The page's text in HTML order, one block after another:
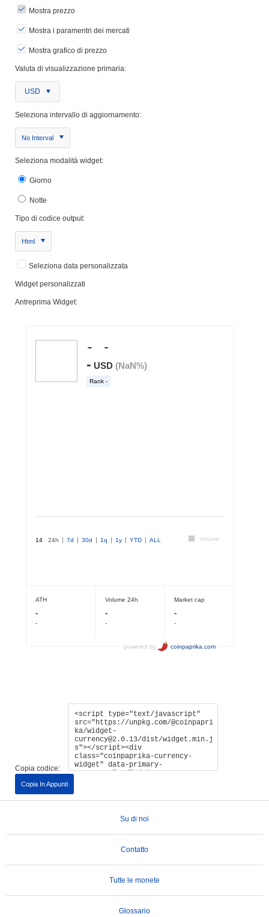
Mostra prezzo
Mostra i paramentri dei mercati
Mostra grafico di prezzo
Valuta di visualizzazione primaria:
USD
Seleziona intervallo di aggiornamento:
No Interval
Seleziona modalità widget:
Giorno
Notte
Tipo di codice output:
Html
Seleziona data personalizzata
Widget personalizzati
Antreprima Widget:
Copia codice:
Copia In Appunti
Su di noi
Contatto
Tutte le monete
Glossario